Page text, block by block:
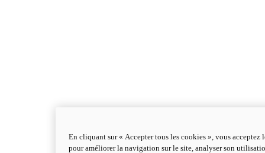
En cliquant sur « Accepter tous les cookies », vous acceptez
pour améliorer la navigation sur le site, analyser son